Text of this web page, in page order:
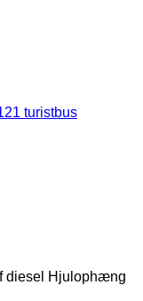
turistbus
diesel Hjulophæng